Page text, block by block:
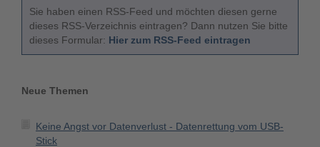
Sie haben einen RSS-Feed und möchten diesen gerne
dieses RSS-Verzeichnis eintragen? Dann nutzen Sie bitte
dieses Formular: Hier zum RSS-Feed eintragen
Neue Themen
Keine Angst vor Datenverlust - Datenrettung vom USB-
Stick